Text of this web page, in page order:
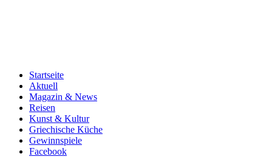
Startseite
Aktuell
Magazin & News
Reisen
Kunst & Kultur
Griechische Küche
Gewinnspiele
Facebook